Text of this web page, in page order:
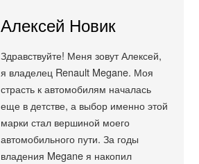
Алексей Новик
Здравствуйте! Меня зовут Алексей,
я владелец Renault Megane. Моя
страсть к автомобилям началась
еще в детстве, а выбор именно этой
марки стал вершиной моего
автомобильного пути. За годы
владения Megane я накопил